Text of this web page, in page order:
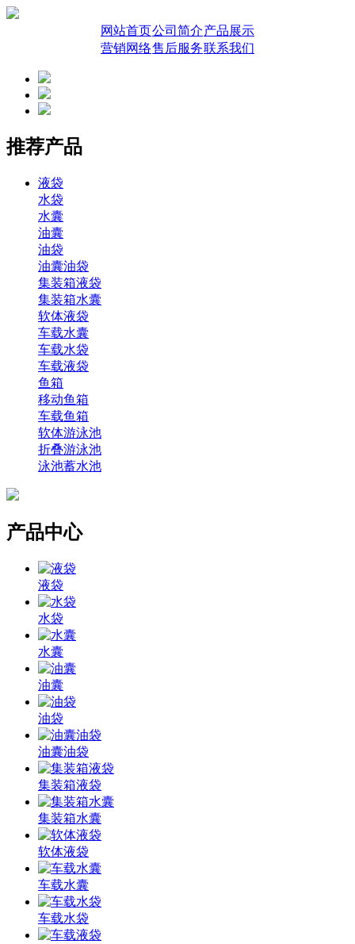
网站首页公司简介产品展示
营销网络售后服务联系我们
推荐产品
液袋
水袋
水囊
油囊
油袋
油囊油袋
集装箱液袋
集装箱水囊
软体液袋
车载水囊
车载水袋
车载液袋
鱼箱
移动鱼箱
车载鱼箱
软体游泳池
折叠游泳池
泳池蓄水池
产品中心
液袋
水袋
水囊
油囊
油袋
油囊油袋
集装箱液袋
集装箱水囊
软体液袋
车载水囊
车载水袋